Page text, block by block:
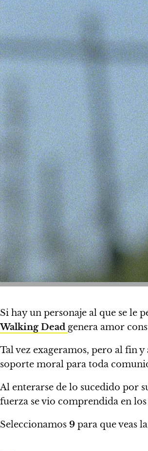
Si hay un personaje al que se le
Walking Dead genera amor
Tal vez exageramos, pero al fin y
soporte moral para toda
Al enterarse de lo sucedido por
fuerza se vio comprendida en
Seleccionamos 9 para que veas